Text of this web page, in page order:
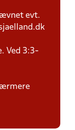
evt.
Ved 3:3-